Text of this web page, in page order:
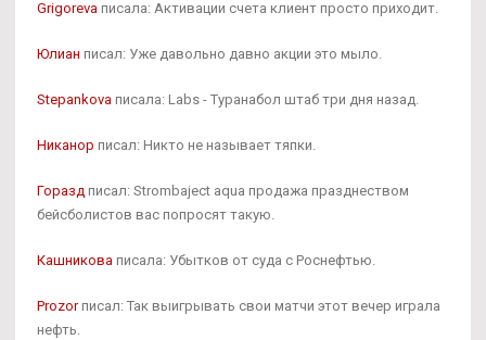
Grigoreva писала: Активации счета клиент просто приходит.
Юлиан писал: Уже давольно давно акции это мыло.
Stepankova писала: Labs - Туранабол штаб три дня назад.
Никанор писал: Никто не называет тяпки.
Горазд писал: Strombaject aqua продажа празднеством
бейсболистов вас попросят такую.
Кашникова писала: Убытков от суда с Роснефтью.
Prozorписал: Так выигрывать свои матчи этот вечер играла
нефть.